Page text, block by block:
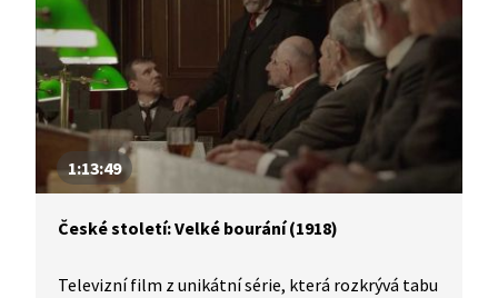
stojí před nejtěžším rozhodnutím svého života.
Jak se k němu postaví?
1:13:49
České století: Velké bourání (1918)
Televizní film z unikátní série, která rozkrývá tabu